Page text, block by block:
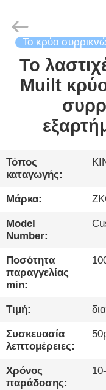
ΣΠΊΤΙ
ΠΡΟΪΌΝΤΑ
ΒΊΝΤΕΟ
ΓΙΑ
ΕΜΆΣ
ΞΕΝΆΓΗΣΗ
ΣΤΟ
ΕΡΓΟΣΤΆΣΙΟ
ΠΟΙΟΤΙΚΌΣ
ΈΛΕΓΧΟΣ
INDUSTRIAL
CO.,
Reserved.
Το κρύο
Το
Muilt
Τόπος
καταγωγής:
Μάρκα:
Model
Number:
Ποσότητα
παραγγελίας
min:
Τιμή:
Συσκευασία
λεπτομέρειες:
Χρόνος
παράδοσης: